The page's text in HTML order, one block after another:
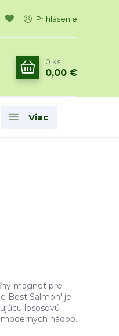
Prihlásenie
0 ks
0,00 €
Viac
magnet pre
Best Salmon' je
lososovú
nádob.